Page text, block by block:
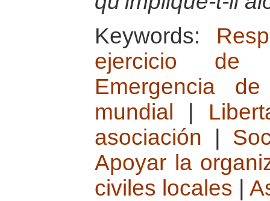
Keywords:
ejercicio de
Emergencia
mundial
asociación
Apoyar la
civiles locales